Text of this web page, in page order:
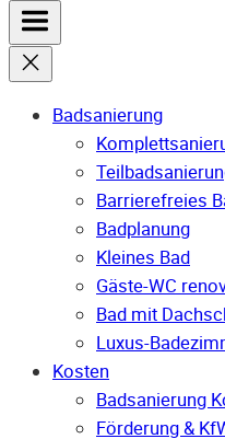
Badsanierung
Barrierefreies
Badplanung
Kleines Bad
Gäste-WC
Bad mit
Luxus-
Kosten
Badsanierung
Förderung &